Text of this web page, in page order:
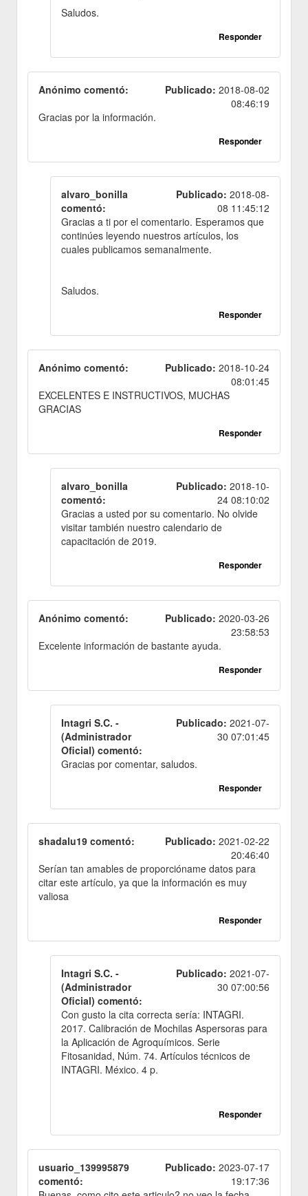
Saludos.
Responder
Anónimo comentó: Publicado: 2018-08-02
08:46:19
Gracias por la información.
Responder
alvaro_bonilla
comentó:
Publicado: 2018-08-
08 11:45:12
Gracias a ti por el comentario. Esperamos que
continúes leyendo nuestros artículos, los
cuales publicamos semanalmente.
Saludos.
Responder
Anónimo comentó: Publicado: 2018-10-24
08:01:45
EXCELENTES E INSTRUCTIVOS, MUCHAS
GRACIAS
Responder
alvaro_bonilla
comentó:
Publicado: 2018-10-
24 08:10:02
Gracias a usted por su comentario. No olvide
visitar también nuestro calendario de
capacitación de 2019.
Responder
Anónimo comentó: Publicado: 2020-03-26
23:58:53
Excelente información de bastante ayuda.
Responder
Intagri S.C. -
(Administrador
Oficial) comentó:
Publicado: 2021-07-
30 07:01:45
Gracias por comentar, saludos.
Responder
shadalu19 comentó: Publicado: 2021-02-22
20:46:40
Serían tan amables de proporcióname datos para
citar este artículo, ya que la información es muy
valiosa
Responder
Intagri S.C. -
(Administrador
Oficial) comentó:
Publicado: 2021-07-
30 07:00:56
Con gusto la cita correcta sería: INTAGRI.
2017. Calibración de Mochilas Aspersoras para
la Aplicación de Agroquímicos. Serie
Fitosanidad, Núm. 74. Artículos técnicos de
INTAGRI. México. 4 p.
Responder
usuario_139995879
comentó:
Publicado: 2023-07-17
19:17:36